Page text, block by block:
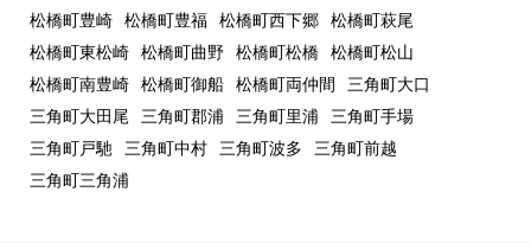
松橋町豊崎
松橋町豊福 松橋町西下郷
松橋町萩尾
松橋町東松崎
松橋町曲野 松橋町松橋
松橋町松山
松橋町南豊崎
松橋町御船 松橋町両仲間
三角町大口
三角町大田尾
三角町郡浦 三角町里浦
三角町手場
三角町戸馳
三角町中村 三角町波多
三角町前越
三角町三角浦